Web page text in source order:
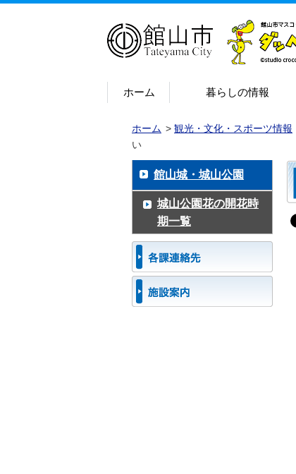
ホーム 暮らしの情報
ホーム > 観光・文化・スポーツ情報
い
館山城・城山公園
城山公園花の開花時
期一覧